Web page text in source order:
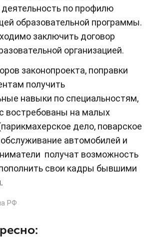
по профилю
образовательной программы.
заключить договор
организацией.
законопроекта, поправки
получить
навыки по специальностям,
востребованы на малых
дело, поварское
автомобилей и
получат возможность
свои кадры бывшими
РФ